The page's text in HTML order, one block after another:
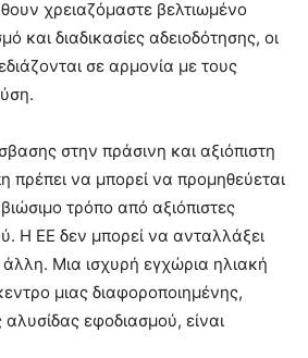
χρειαζόμαστε βελτιωμένο
και διαδικασίες αδειοδότησης, οι
σε αρμονία με τους
στην πράσινη και αξιόπιστη
να μπορεί να προμηθεύεται
τρόπο από αξιόπιστες
Η ΕΕ δεν μπορεί να ανταλλάξει
άλλη. Μια ισχυρή εγχώρια ηλιακή
μιας διαφοροποιημένης,
εφοδιασμού, είναι